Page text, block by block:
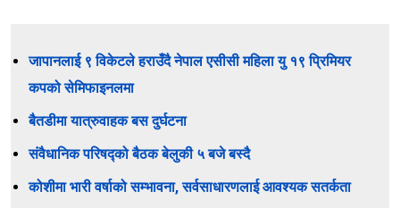
जापानलाई ९ विकेटले हराउँदै नेपाल एसीसी महिला यु १९ प्रिमियर
कपको सेमिफाइनलमा
बैतडीमा यात्रुवाहक बस दुर्घटना
संवैधानिक परिषद्को बैठक बेलुकी ५ बजे बस्दै
कोशीमा भारी वर्षाको सम्भावना, सर्वसाधारणलाई आवश्यक सतर्कता